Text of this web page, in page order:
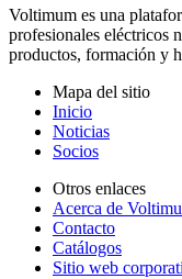
Voltimum es una
profesionales eléctricos
productos, formación y
Mapa del sitio
Inicio
Noticias
Socios
Otros enlaces
Acerca de
Contacto
Catálogos
Sitio web